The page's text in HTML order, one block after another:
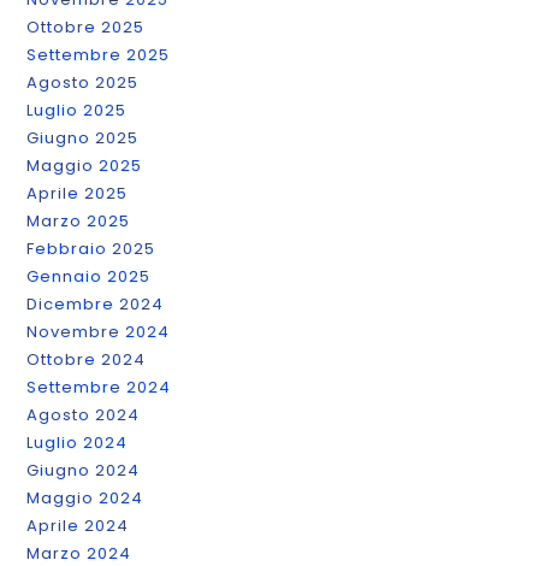
Ottobre 2025
Settembre 2025
Agosto 2025
Luglio 2025
Giugno 2025
Maggio 2025
Aprile 2025
Marzo 2025
Febbraio 2025
Gennaio 2025
Dicembre 2024
Novembre 2024
Ottobre 2024
Settembre 2024
Agosto 2024
Luglio 2024
Giugno 2024
Maggio 2024
Aprile 2024
Marzo 2024